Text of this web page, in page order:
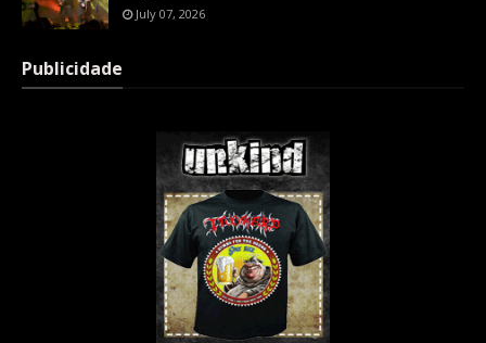
July 07, 2026
Publicidade